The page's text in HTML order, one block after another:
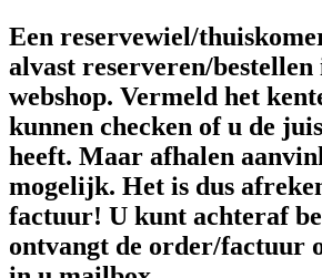
Een reservewiel/
alvast reserveren/bestellen
webshop. Vermeld het
kunnen checken of u de
heeft. Maar afhalen
mogelijk. Het is dus
factuur! U kunt achteraf
ontvangt de order/factuur